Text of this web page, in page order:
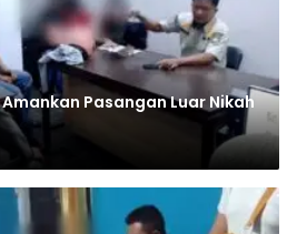
Pasangan Luar Nikah